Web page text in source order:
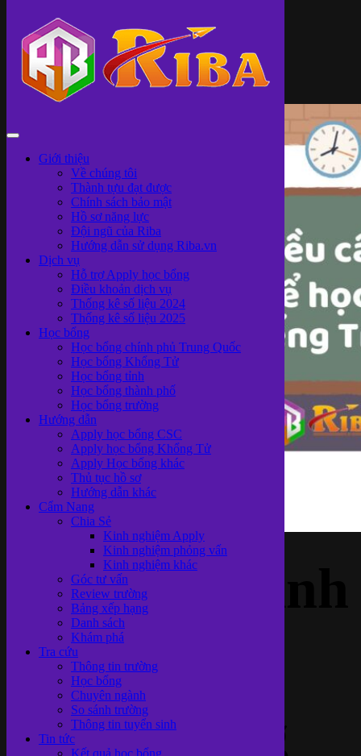
Giới thiệu
Về chúng tôi
Thành tựu đạt được
Chính sách bảo mật
Hồ sơ năng lực
Đội ngũ của Riba
Hướng dẫn sử dụng Riba.vn
Dịch vụ
Hỗ trợ Apply học bổng
Điều khoản dịch vụ
Thống kê số liệu 2024
Thống kê số liệu 2025
Học bổng
Học bổng chính phủ Trung Quốc
Học bổng Khổng Tử
Học bổng tỉnh
Học bổng thành phố
Học bổng trường
Hướng dẫn
Apply học bổng CSC
Apply học bổng Khổng Tử
Apply Học bổng khác
Thủ tục hồ sơ
Hướng dẫn khác
Cẩm Nang
Chia Sẻ
Kinh nghiệm Apply
Kinh nghiệm phỏng vấn
Kinh nghiệm khác
Góc tư vấn
Review trường
Bảng xếp hạng
Danh sách
Khám phá
Tra cứu
Thông tin trường
Học bổng
Chuyên ngành
So sánh trường
Thông tin tuyển sinh
Tin tức
Kết quả học bổng
Review 9 kinh
nghiệm học
tiếng Trung